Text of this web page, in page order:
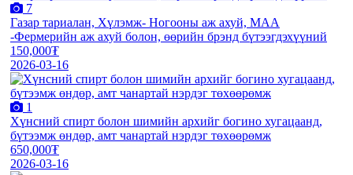
7
Газар тариалан, Хүлэмж- Ногооны аж ахуй, МАА
-Фермерийн аж ахуй болон, өөрийн брэнд бүтээгдэхүүний
150,000₮
2026-03-16
1
Хүнсний спирт болон шимийн архийг богино хугацаанд,
бүтээмж өндөр, амт чанартай нэрдэг төхөөрөмж
650,000₮
2026-03-16